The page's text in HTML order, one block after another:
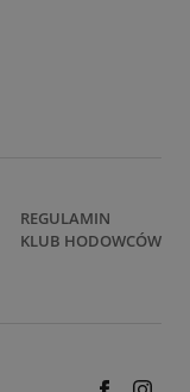
REGULAMIN
KLUB HODOWCÓW